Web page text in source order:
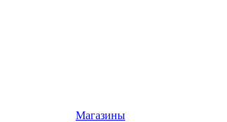
Магазины